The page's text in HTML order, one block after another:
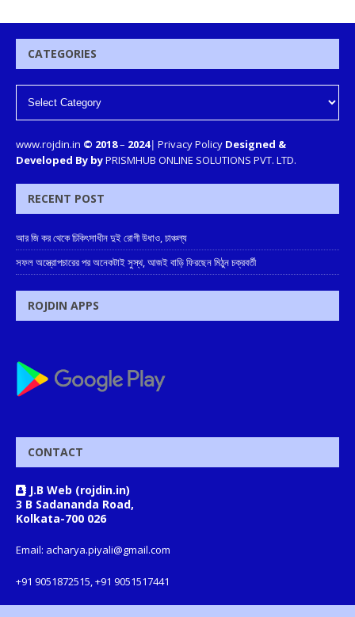
CATEGORIES
www.rojdin.in © 2018– 2024| Privacy Policy Designed &
Developed By byPRISMHUB ONLINE SOLUTIONS PVT. LTD.
RECENT POST
আর জি কর থেকে চিকিৎসাধীন দুই রোগী উধাও, চাঞ্চল্য
সফল অস্ত্রোপচারের পর অনেকটাই সুস্থ, আজই বাড়ি ফিরছেন মিঠুন চক্রবর্তী
ROJDIN APPS
CONTACT
J.B Web (rojdin.in)
3 B Sadananda Road,
Kolkata-700 026
Email: acharya.piyali@gmail.com
+91 9051872515, +91 9051517441